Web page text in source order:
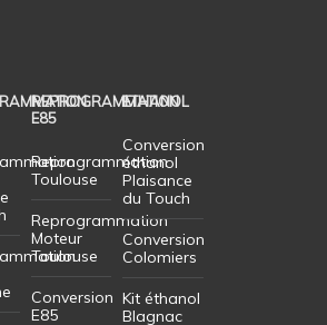
REPROGRAMMATION
E85
Reprogrammation
Toulouse
Reprogrammation
Moteur
Toulouse
Conversion
E85
ETHANOL
Conversion
éthanol
Plaisance
du Touch
Conversion
Colomiers
Kit éthanol
Blagnac